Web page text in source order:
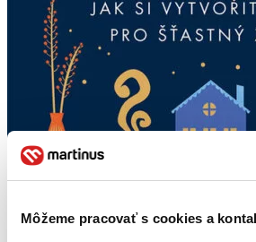
Môžeme pracovať s cookies a